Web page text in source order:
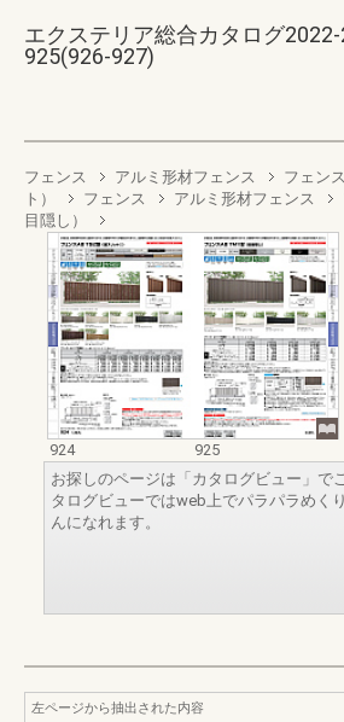
エクステリア総合カタログ
925(926-927)
フェンス アルミ形材フェンス
フェン
ト）
フェンス アルミ形材フェンス
目隠し）
924
925
お探しのページは「カタログビュー」で
タログビューではweb上でパラパラめく
んになれます。
左ページから抽出された内容